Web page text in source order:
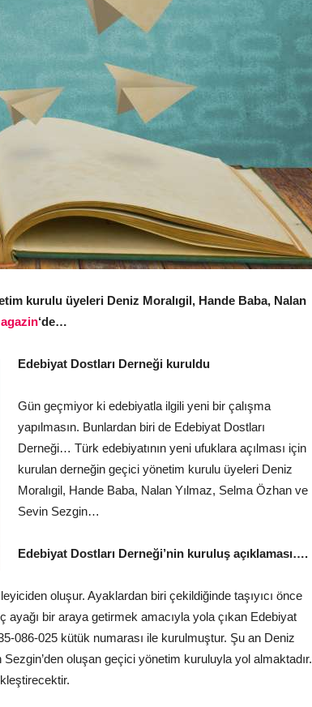
kurulu üyeleri Deniz Moralıgil, Hande Baba, Nalan
‘de…
Edebiyat Dostları Derneği kuruldu
Gün geçmiyor ki edebiyatla ilgili yeni bir çalışma
yapılmasın. Bunlardan biri de Edebiyat Dostları
Derneği… Türk edebiyatının yeni ufuklara açılması için
kurulan derneğin geçici yönetim kurulu üyeleri Deniz
Moralıgil, Hande Baba, Nalan Yılmaz, Selma Özhan ve
Sevin Sezgin…
Edebiyat Dostları Derneği’nin kuruluş açıklaması….
oluşur. Ayaklardan biri çekildiğinde taşıyıcı önce
ayağı bir araya getirmek amacıyla yola çıkan Edebiyat
086-025 kütük numarası ile kurulmuştur. Şu an Deniz
oluşan geçici yönetim kuruluyla yol almaktadır.